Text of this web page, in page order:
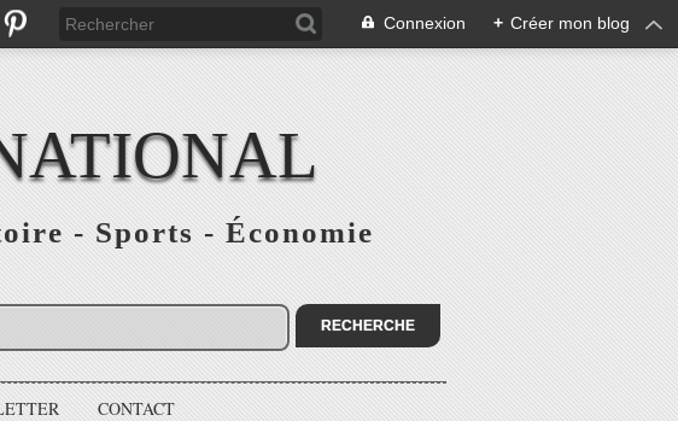
Connexion + Créer mon blog
- Sports - Économie
CONTACT